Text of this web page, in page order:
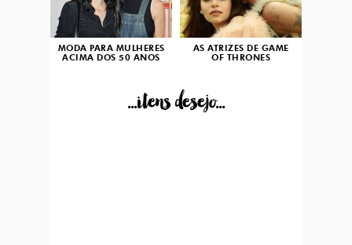
MODA PARA MULHERES
ACIMA DOS 50 ANOS
AS ATRIZES DE GAME
OF THRONES
...itens desejo...